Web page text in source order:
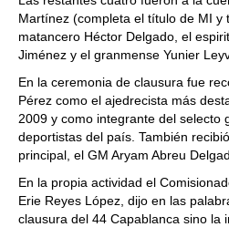
Martínez (completa el título de MI y
matancero Héctor Delgado, el
Jiménez y el granmense Yunier
En la ceremonia de clausura fue
Pérez como el ajedrecista más
2009 y como integrante del selecto
deportistas del país. También
principal, el GM Aryam Abreu
En la propia actividad el
Erie Reyes López, dijo en las
clausura del 44 Capablanca sino la